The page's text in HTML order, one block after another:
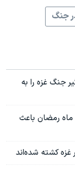
جنگ
جنگ غزه را به
ماه رمضان باعث
کشته شده‌اند